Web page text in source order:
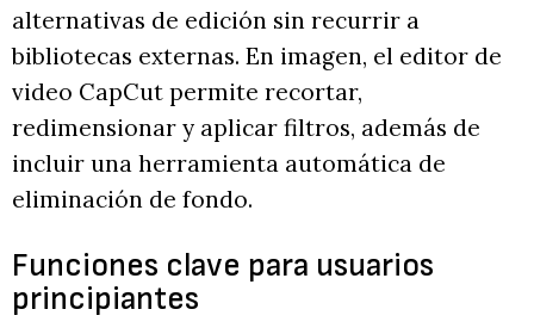
alternativas de edición sin recurrir a
bibliotecas externas. En imagen, el editor de
video CapCut permite recortar,
redimensionar y aplicar filtros, además de
incluir una herramienta automática de
eliminación de fondo.
Funciones clave para usuarios
principiantes